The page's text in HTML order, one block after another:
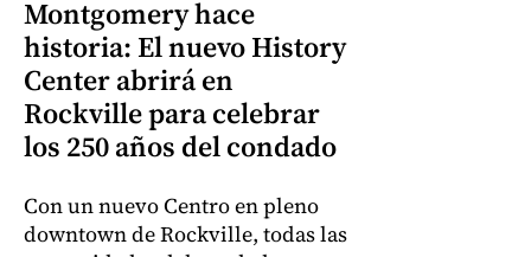
Montgomery hace
historia: El nuevo History
Center abrirá en
Rockville para celebrar
los 250 años del condado
Con un nuevo Centro en pleno
downtown de Rockville, todas las